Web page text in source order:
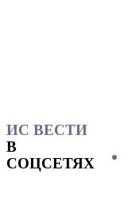
ИС ВЕСТИ
В
СОЦСЕТЯХ